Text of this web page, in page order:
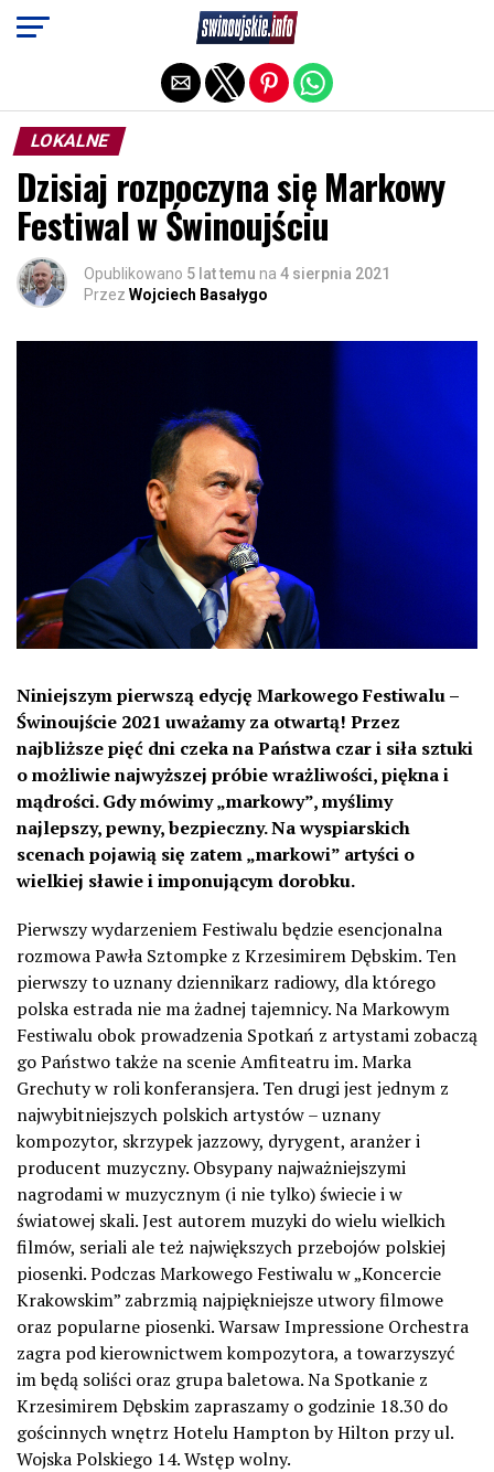
LOKALNE
Dzisiaj rozpoczyna się Markowy
Festiwal w Świnoujściu
Opublikowano 5 lat temu na 4 sierpnia 2021
Przez Wojciech Basałygo
Niniejszym pierwszą edycję Markowego Festiwalu –
Świnoujście 2021 uważamy za otwartą! Przez
najbliższe pięć dni czeka na Państwa czar i siła sztuki
o możliwie najwyższej próbie wrażliwości, piękna i
mądrości. Gdy mówimy „markowy”, myślimy
najlepszy, pewny, bezpieczny. Na wyspiarskich
scenach pojawią się zatem „markowi” artyści o
wielkiej sławie i imponującym dorobku.
Pierwszy wydarzeniem Festiwalu będzie esencjonalna
rozmowa Pawła Sztompke z Krzesimirem Dębskim. Ten
pierwszy to uznany dziennikarz radiowy, dla którego
polska estrada nie ma żadnej tajemnicy. Na Markowym
Festiwalu obok prowadzenia Spotkań z artystami zobaczą
go Państwo także na scenie Amfiteatru im. Marka
Grechuty w roli konferansjera. Ten drugi jest jednym z
najwybitniejszych polskich artystów – uznany
kompozytor, skrzypek jazzowy, dyrygent, aranżer i
producent muzyczny. Obsypany najważniejszymi
nagrodami w muzycznym (i nie tylko) świecie i w
światowej skali. Jest autorem muzyki do wielu wielkich
filmów, seriali ale też największych przebojów polskiej
piosenki. Podczas Markowego Festiwalu w „Koncercie
Krakowskim” zabrzmią najpiękniejsze utwory filmowe
oraz popularne piosenki. Warsaw Impressione Orchestra
zagra pod kierownictwem kompozytora, a towarzyszyć
im będą soliści oraz grupa baletowa. Na Spotkanie z
Krzesimirem Dębskim zapraszamy o godzinie 18.30 do
gościnnych wnętrz Hotelu Hampton by Hilton przy ul.
Wojska Polskiego 14. Wstęp wolny.
Exit mobile version